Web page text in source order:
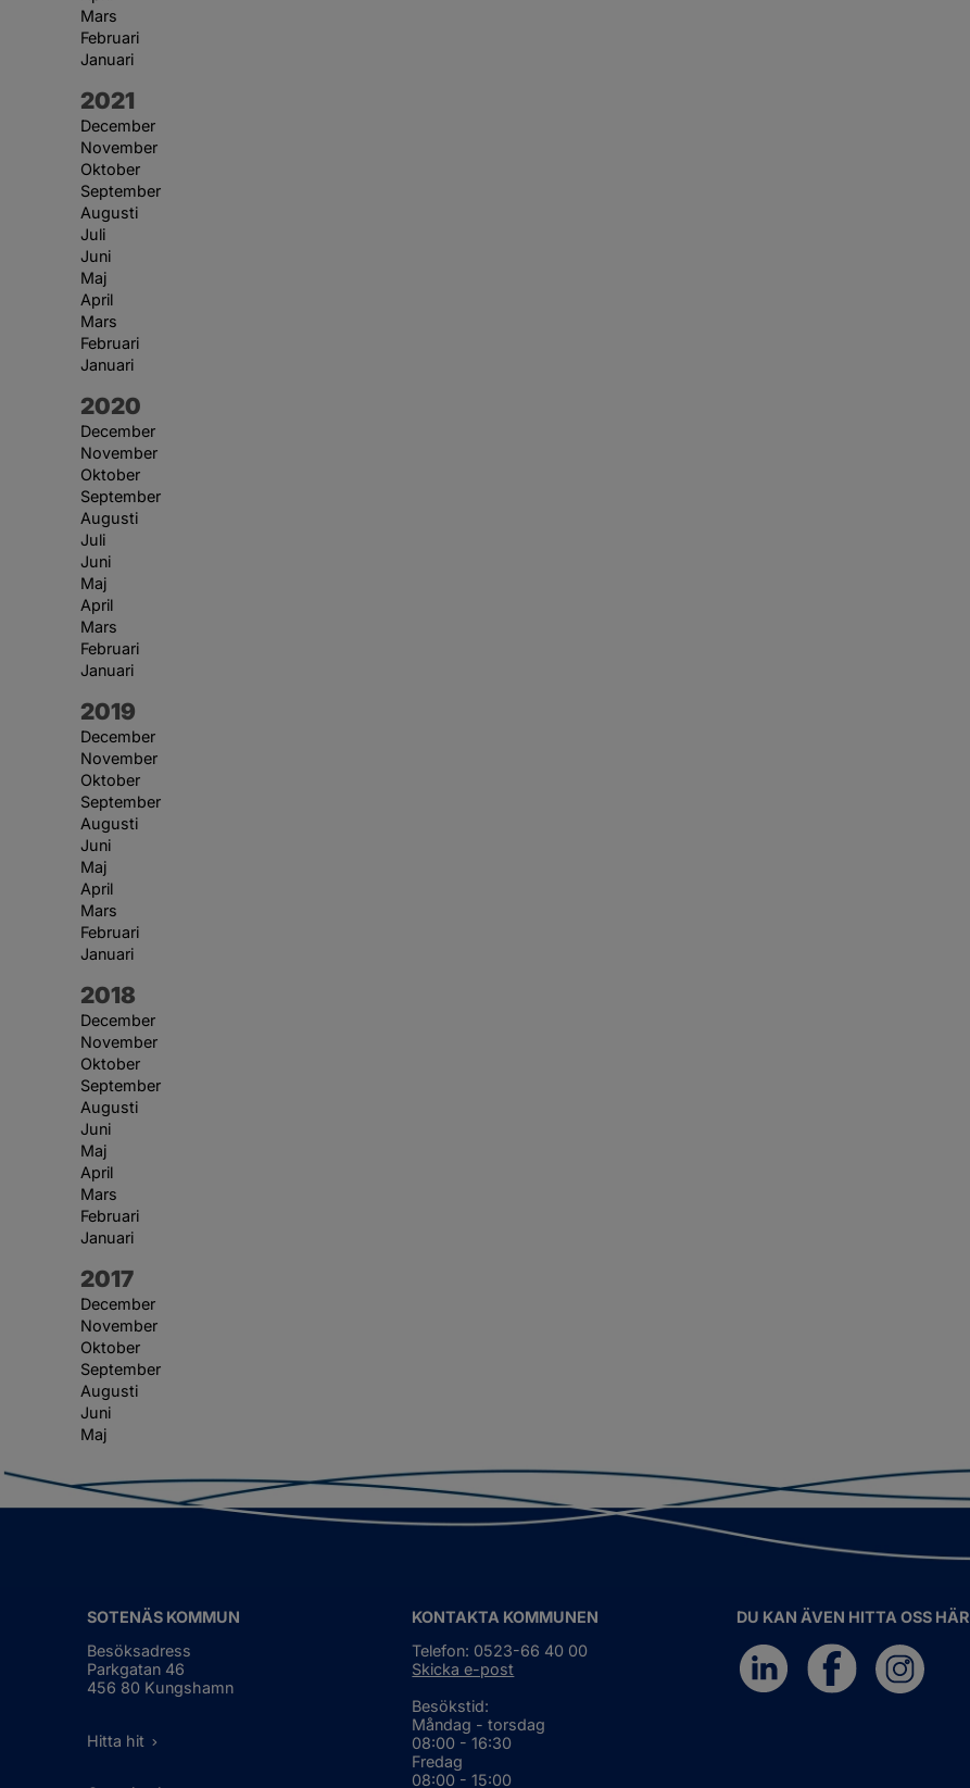
Mars
Februari
Januari
År:
2021
December
November
Oktober
September
Augusti
Juli
Juni
Maj
April
Mars
Februari
Januari
År:
2020
December
November
Oktober
September
Augusti
Juli
Juni
Maj
April
Mars
Februari
Januari
År:
2019
December
November
Oktober
September
Augusti
Juni
Maj
April
Mars
Februari
Januari
År:
2018
December
November
Oktober
September
Augusti
Juni
Maj
April
Mars
Februari
Januari
År:
2017
December
November
Oktober
September
Augusti
Juni
Maj
SOTENÄS KOMMUN
Besöksadress
Parkgatan 46
456 80 Kungshamn
Hitta hit
KONTAKTA KOMMUNEN
Telefon: 0523-66 40 00
Skicka e-post
Besökstid:
Måndag - torsdag
08:00 - 16:30
Fredag
08:00 - 15:00
DU KAN ÄVEN HITTA OSS HÄR